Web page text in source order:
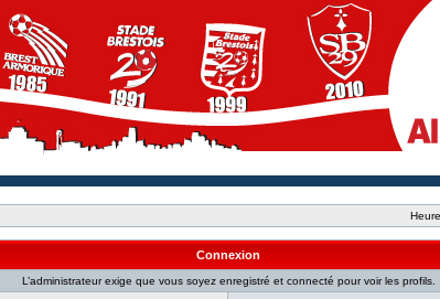
Connexion
L’administrateur exige que vous soyez enregistré et connecté pour voir les profils.